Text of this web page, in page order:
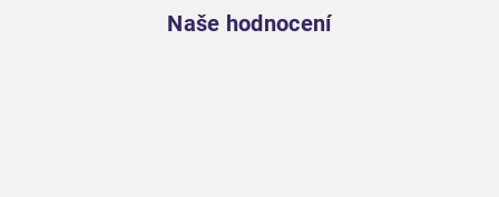
Naše hodnocení